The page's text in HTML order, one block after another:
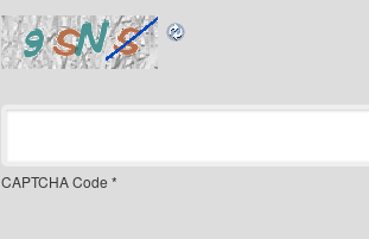
CAPTCHA Code *